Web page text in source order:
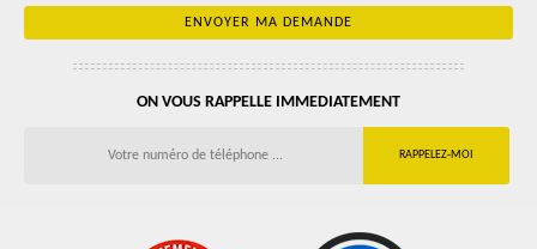
ON VOUS RAPPELLE IMMEDIATEMENT